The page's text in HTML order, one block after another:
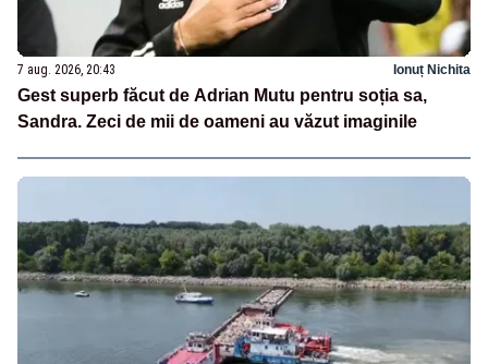
7 aug. 2026, 20:43 Ionuț Nichita
Gest superb făcut de Adrian Mutu pentru soția sa,
Sandra. Zeci de mii de oameni au văzut imaginile